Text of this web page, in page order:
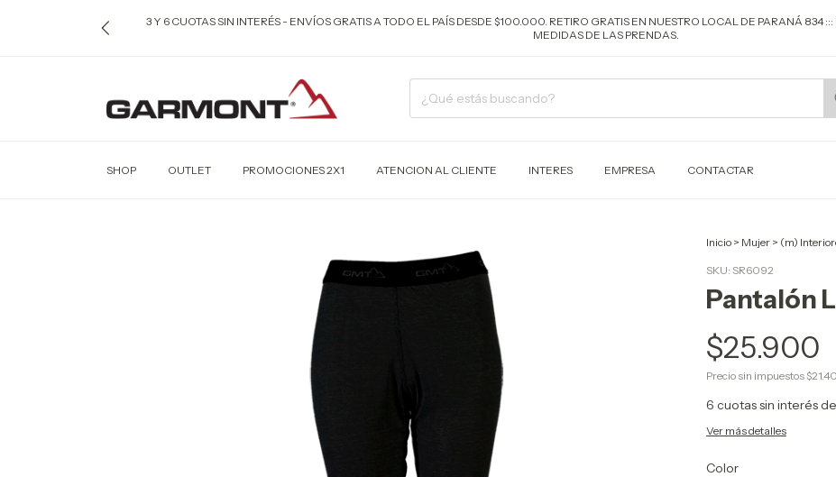
3 Y 6 CUOTAS SIN INTERÉS - ENVÍOS GRATIS A TODO EL PAÍS DESDE $100.000. RETIRO GRATIS EN NUESTRO LOCAL DE PARANÁ 834
MEDIDAS DE LAS PRENDAS.
SHOP OUTLET PROMOCIONES 2X1 ATENCION AL CLIENTE INTERES EMPRESA CONTACTAR
Inicio > Mujer > (m)
SKU: SR6092
Pantalón
$25.900
Precio sin impuestos
6 cuotas sin interés de
Ver más detalles
Color